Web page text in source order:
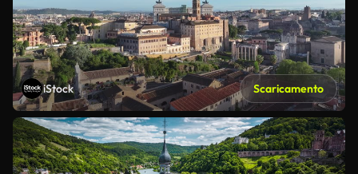
iStock Scaricamento